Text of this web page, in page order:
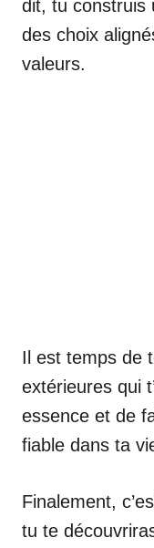
dit, tu construis
des choix
valeurs.
Il est temps de
extérieures qui
essence et de
fiable dans ta
Finalement,
tu te